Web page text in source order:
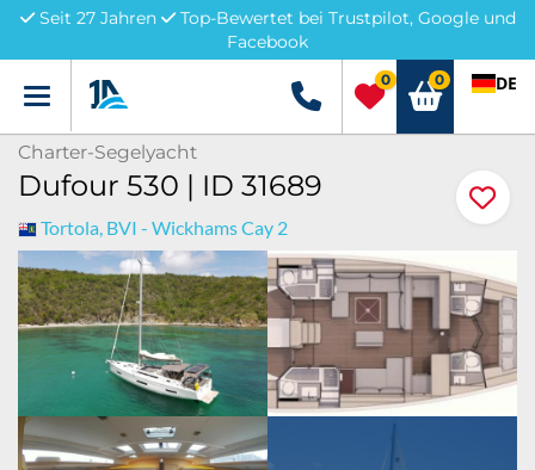
Seit 27 Jahren
Top-Bewertet bei Trustpilot, Google und
Facebook
Menü +49 5741 3222690
0 0 DE
Charter-Segelyacht
Dufour 530 | ID 31689
Tortola, BVI - Wickhams Cay 2